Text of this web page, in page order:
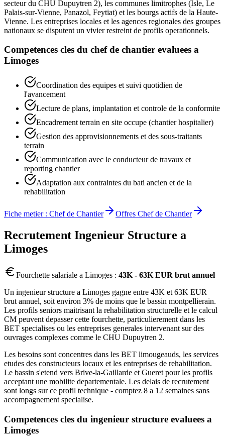
secteur du CHU Dupuytren 2), les communes limitrophes (Isle, Le
Palais-sur-Vienne, Panazol, Feytiat) et les bourgs actifs de la Haute-
Vienne. Les entreprises locales et les agences regionales des groupes
nationaux se disputent un vivier restreint de profils operationnels.
Competences cles du chef de chantier evaluees a
Limoges
Coordination des equipes et suivi quotidien de
l'avancement
Lecture de plans, implantation et controle de la conformite
Encadrement terrain en site occupe (chantier hospitalier)
Gestion des approvisionnements et des sous-traitants
terrain
Communication avec le conducteur de travaux et
reporting chantier
Adaptation aux contraintes du bati ancien et de la
rehabilitation
Fiche metier : Chef de Chantier Offres Chef de Chantier
Recrutement Ingenieur Structure a
Limoges
Fourchette salariale a Limoges : 43K - 63K EUR brut annuel
Un ingenieur structure a Limoges gagne entre 43K et 63K EUR
brut annuel, soit environ 3% de moins que le bassin montpellierain.
Les profils seniors maitrisant la rehabilitation structurelle et le calcul
CM peuvent depasser cette fourchette, particulierement dans les
BET specialises ou les entreprises generales intervenant sur des
ouvrages complexes comme le CHU Dupuytren 2.
Les besoins sont concentres dans les BET limougeauds, les services
etudes des constructeurs locaux et les entreprises de rehabilitation.
Le bassin s'etend vers Brive-la-Gaillarde et Gueret pour les profils
acceptant une mobilite departementale. Les delais de recrutement
sont longs sur ce profil technique - comptez 8 a 12 semaines sans
accompagnement specialise.
Competences cles du ingenieur structure evaluees a
Limoges